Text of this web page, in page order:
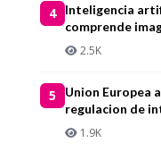
4
Inteligencia
comprende
2.5K
5
Union Europea
regulacion de
1.9K